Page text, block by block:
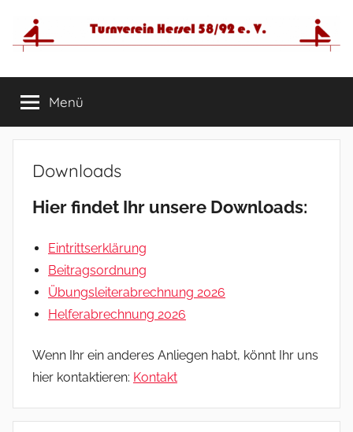
Inhalt
springen
Menü
Downloads
Hier findet Ihr unsere Downloads:
Eintrittserklärung
Beitragsordnung
Übungsleiterabrechnung 2026
Helferabrechnung 2026
Wenn Ihr ein anderes Anliegen habt, könnt Ihr uns
hier kontaktieren: Kontakt